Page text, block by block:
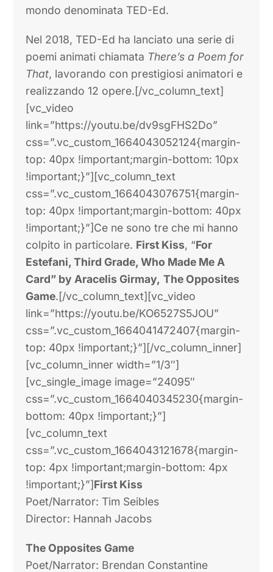
mondo denominata TED-Ed.
Nel 2018, TED-Ed ha lanciato una serie di
poemi animati chiamata There’s a Poem for
That, lavorando con prestigiosi animatori e
realizzando 12 opere.[/vc_column_text]
[vc_video
link=”https://youtu.be/dv9sgFHS2Do”
css=”.vc_custom_1664043052124{margin-
top: 40px !important;margin-bottom: 10px
!important;}”][vc_column_text
css=”.vc_custom_1664043076751{margin-
top: 40px !important;margin-bottom: 40px
!important;}”]Ce ne sono tre che mi hanno
colpito in particolare. First Kiss, “For
Estefani, Third Grade, Who Made Me A
Card” by Aracelis Girmay, The Opposites
Game.[/vc_column_text][vc_video
link=”https://youtu.be/KO6527S5JOU”
css=”.vc_custom_1664041472407{margin-
top: 40px !important;}”][/vc_column_inner]
[vc_column_inner width=”1/3″]
[vc_single_image image=”24095″
css=”.vc_custom_1664040345230{margin-
bottom: 40px !important;}”]
[vc_column_text
css=”.vc_custom_1664043121678{margin-
top: 4px !important;margin-bottom: 4px
!important;}”]First Kiss
Poet/Narrator: Tim Seibles
Director: Hannah Jacobs
The Opposites Game
Poet/Narrator: Brendan Constantine